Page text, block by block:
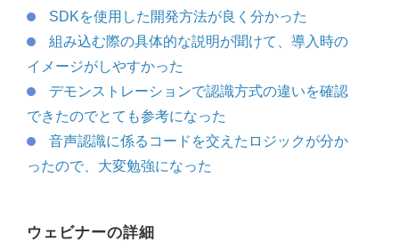
SDKを使用した開発方法が良く分かった
組み込む際の具体的な説明が聞けて、導入時の
イメージがしやすかった
デモンストレーションで認識方式の違いを確認
できたのでとても参考になった​
音声認識に係るコードを交えたロジックが分か
ったので、大変勉強になった
ウェビナーの詳細